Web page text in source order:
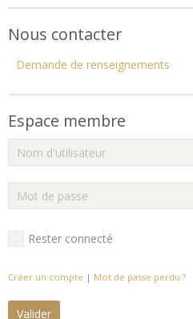
Nous contacter
Demande de renseignements
Espace membre
Rester connecté
Créer un compte | Mot de passe perdu ?
Valider